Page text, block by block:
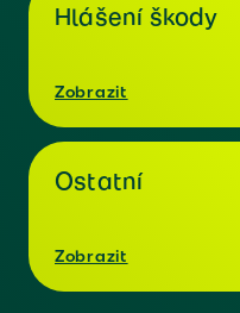
Hlášení škody
Zobrazit
Ostatní
Zobrazit